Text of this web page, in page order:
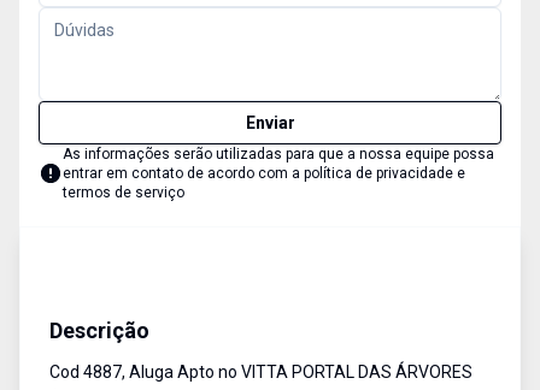
Enviar
As informações serão utilizadas para que a nossa equipe possa
entrar em contato de acordo com a política de privacidade e
termos de serviço
Descrição
Cod 4887, Aluga Apto no VITTA PORTAL DAS ÁRVORES